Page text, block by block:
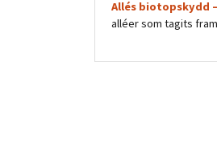
Allés biotopskydd
alléer som tagits